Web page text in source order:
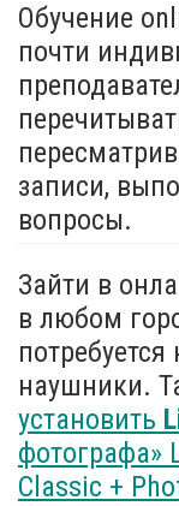
Обучение
почти
записи,
вопросы.
Зайти в
в любом
наушники.
установить
фотографа»
Classic +